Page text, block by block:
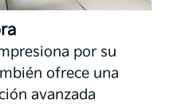
con un motor que
combustible
como una